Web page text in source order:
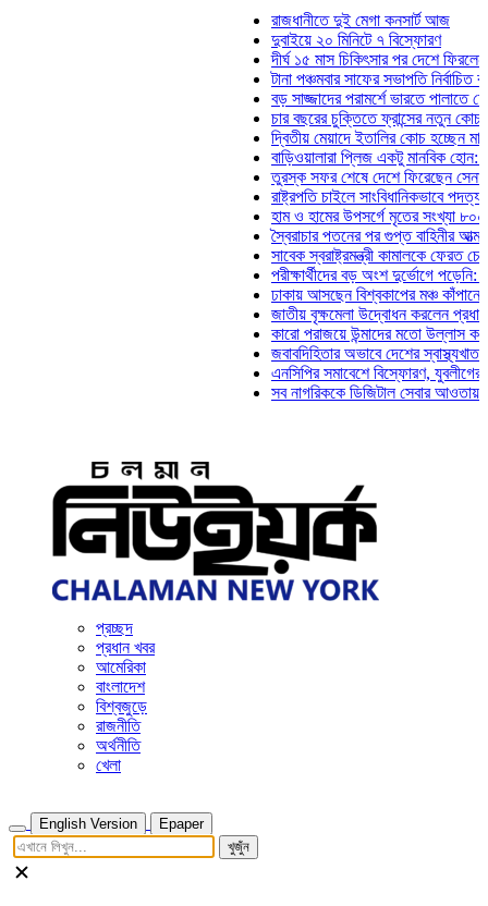
রাজধানীতে দুই মেগা কনসার্ট আজ
দুবাইয়ে ২০ মিনিটে ৭ বিস্ফোরণ
দীর্ঘ ১৫ মাস চিকিৎসার পর দেশে ফিরলেন ইলিয়াস
টানা পঞ্চমবার সাফের সভাপতি নির্বাচিত কাজী
বড় সাজ্জাদের পরামর্শে ভারতে পালাতে
চার বছরের চুক্তিতে ফ্রান্সের নতুন কোচ জিদান
দ্বিতীয় মেয়াদে ইতালির কোচ হচ্ছেন মানচিনি
বাড়িওয়ালারা প্লিজ একটু মানবিক হোন: মনিরা মিঠু
তুরস্ক সফর শেষে দেশে ফিরেছেন সেনাপ্রধান
রাষ্ট্রপতি চাইলে সাংবিধানিকভাবে পদত্যাগ করতে
হাম ও হামের উপসর্গে মৃতের সংখ্যা ৮০০ ছাড়াল
স্বৈরাচার পতনের পর গুপ্ত বাহিনীর আত্মপ্রকাশ:
সাবেক স্বরাষ্ট্রমন্ত্রী কামালকে ফেরত চেয়ে
পরীক্ষার্থীদের বড় অংশ দুর্ভোগে পড়েনি: ড.
ঢাকায় আসছেন বিশ্বকাপের মঞ্চ কাঁপানো সেই
জাতীয় বৃক্ষমেলা উদ্বোধন করলেন প্রধানমন্ত্রী
কারো পরাজয়ে উন্মাদের মতো উল্লাস করতে হয়
জবাবদিহিতার অভাবে দেশের স্বাস্থ্যখাত নানা
এনসিপির সমাবেশে বিস্ফোরণ, যুবলীগের দুই
সব নাগরিককে ডিজিটাল সেবার আওতায় আনতে
প্রচ্ছদ
প্রধান খবর
আমেরিকা
বাংলাদেশ
বিশ্বজুড়ে
রাজনীতি
অর্থনীতি
খেলা
English Version
Epaper
খুজুঁন